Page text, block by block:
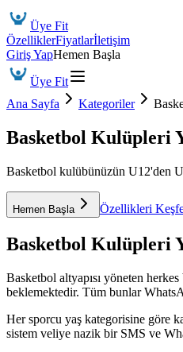
Üye Fit
ÖzelliklerFiyatlarİletişim
Giriş YapHemen Başla
Üye Fit
Ana Sayfa
Kategoriler
Basketbol Kulüpleri
Basketbol kulübünüzün U12'den
Hemen Başla Özellikleri
Basketbol Kulüpleri
Basketbol altyapısı yöneten
beklemektedir. Tüm bunlar
Her sporcu yaş kategorisine göre
sistem veliye nazik bir SMS ve